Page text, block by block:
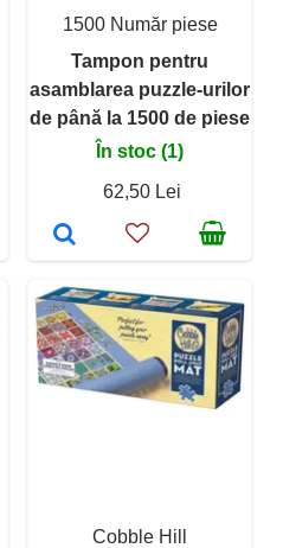
1500 Număr piese
Tampon pentru
asamblarea puzzle-urilor
de până la 1500 de piese
În stoc (1)
62,50 Lei
Cobble Hill